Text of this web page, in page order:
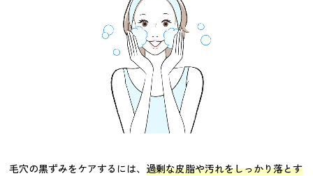
毛穴の黒ずみをケアするには、過剰な皮脂や汚れをしっかり落とす